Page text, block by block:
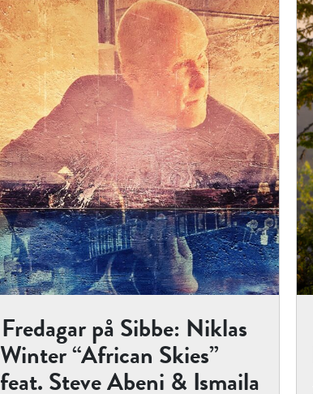
Fredagar på Sibbe: Niklas
Winter “African Skies”
feat. Steve Abeni & Ismaila